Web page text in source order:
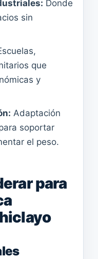
Donde
sin
que
y
Adaptación
soportar
el peso.
para